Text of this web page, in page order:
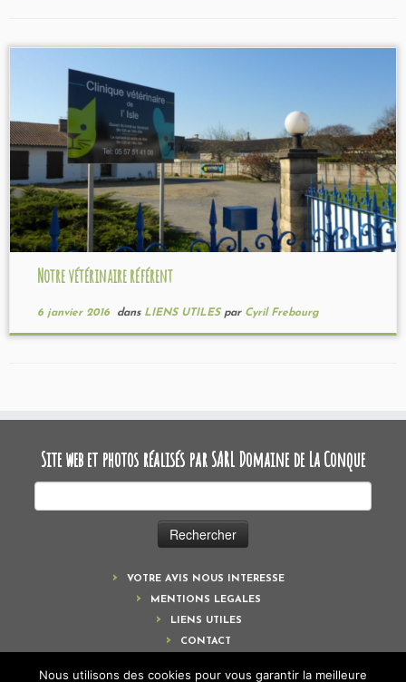
Notre vétérinaire référent
6 janvier 2016dans LIENS UTILES par Cyril Frebourg
Site web et photos réalisés par SARL Domaine de La Conque
VOTRE AVIS NOUS INTERESSE
MENTIONS LEGALES
LIENS UTILES
CONTACT
Nous utilisons des cookies pour vous garantir la meilleure